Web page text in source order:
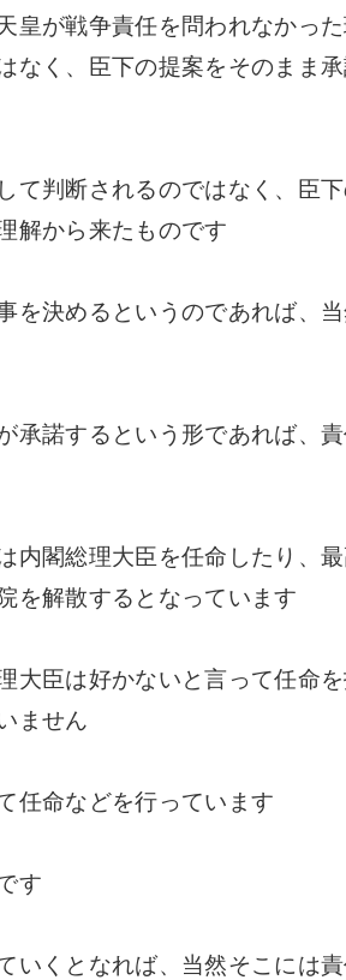
皇が戦争責任を問われなかっ
なく、臣下の提案をそのまま
て判断されるのではなく、臣
解から来たものです
を決めるというのであれば、
承諾するという形であれば、
内閣総理大臣を任命したり、
を解散するとなっています
大臣は好かないと言って任命
ません
任命などを行っています
す
いくとなれば、当然そこには